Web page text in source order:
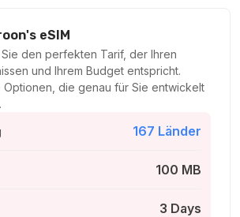
eSIM
Sie den perfekten Tarif, der Ihren
und Ihrem Budget entspricht.
Optionen, die genau für Sie entwickelt
167 Länder
100 MB
3 Days